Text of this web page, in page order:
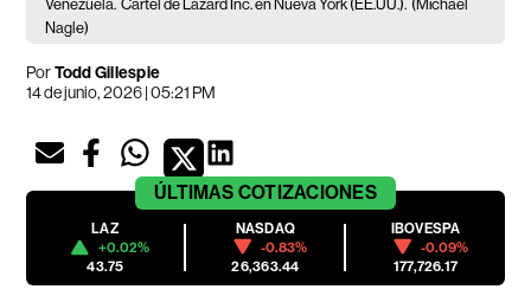
Venezuela. Cartel de Lazard Inc. en Nueva York (EE.UU.). (Michael
Nagle)
PorTodd Gillespie
14 de junio, 2026 | 05:21 PM
ÚLTIMAS COTIZACIONES
LAZ
+0.02%
43.75
NASDAQ
-0.83%
26,363.44
IBOVESPA
-0.09%
177,726.17